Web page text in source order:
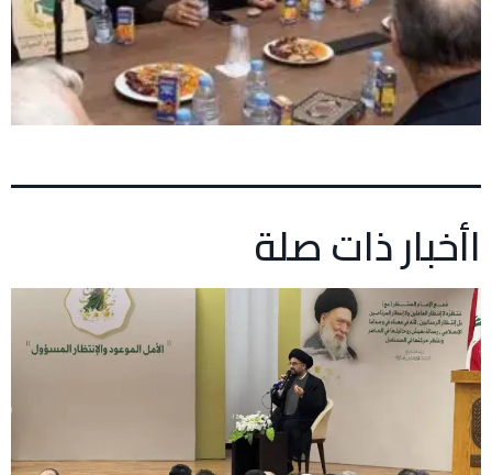
اأخبار ذات صلة